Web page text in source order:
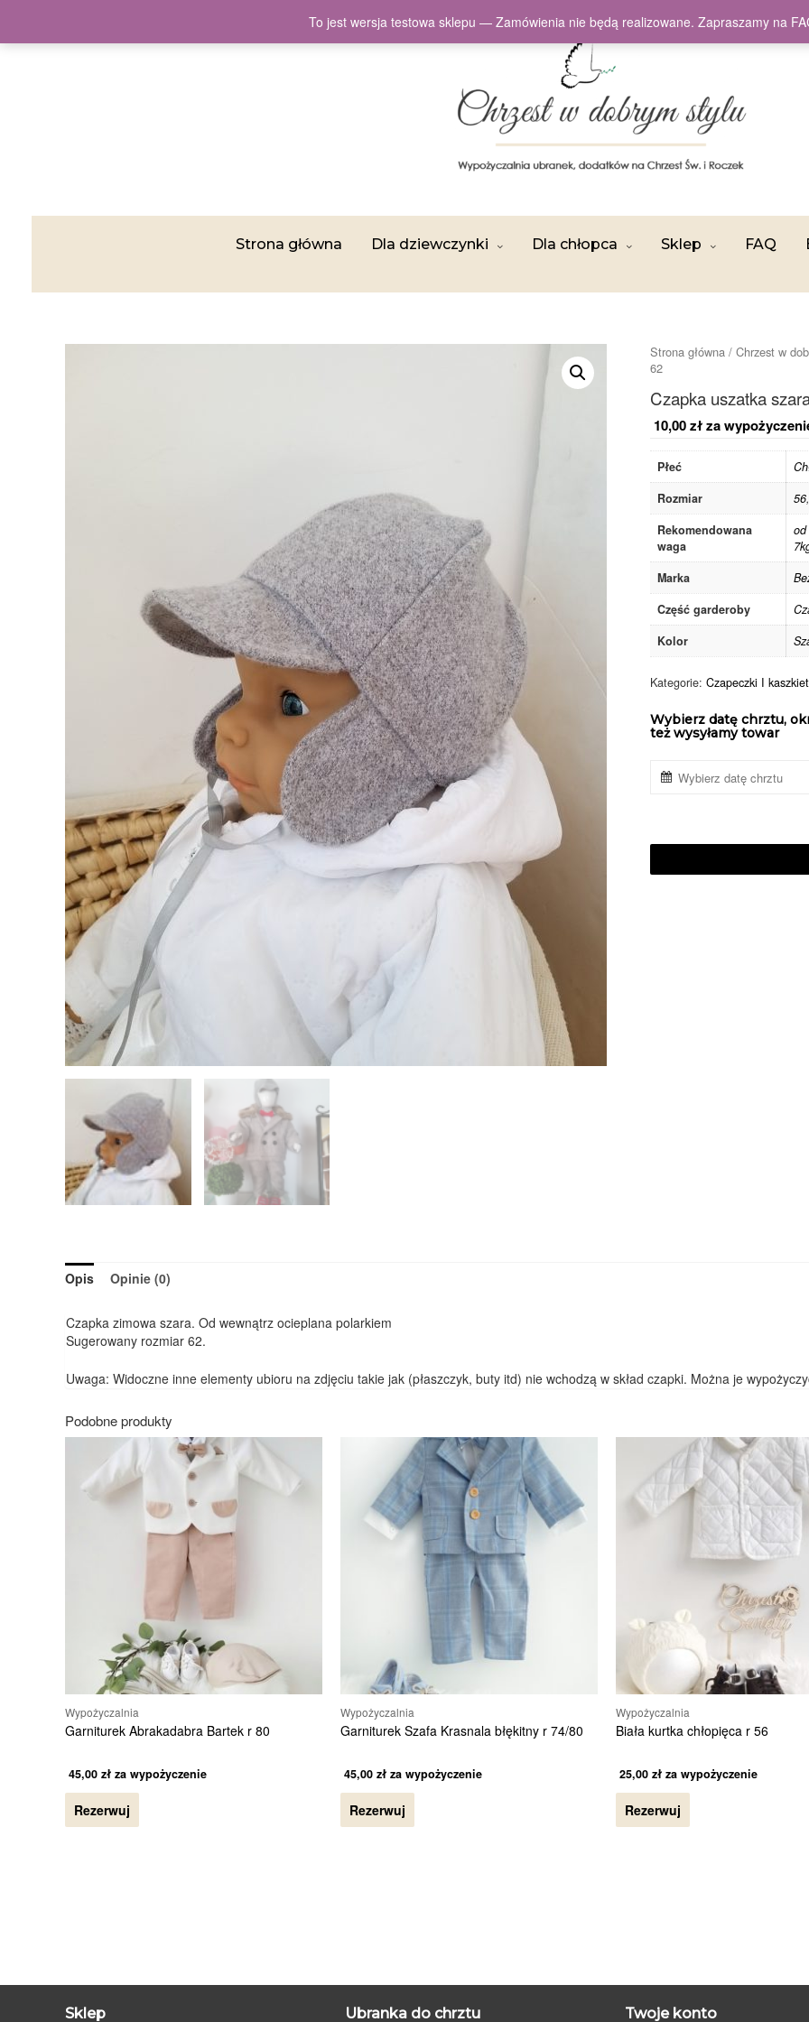
Strona główna Dla dziewczynki Dla chłopca Sklep FAQ
Strona główna / Chrzest w
62
Czapka uszatka
10,00złza
Wybierz datę chrztu,
też wysyłamy towar
Płeć
Rozmiar
56,
Rekomendowana
waga
Marka
Część garderoby
Kolor
Kategorie: Czapeczki I
Opis Opinie (0)
Czapka zimowa szara. Od wewnątrz ocieplana polarkiem
Sugerowany rozmiar 62.
Uwaga: Widoczne inne elementy ubioru na zdjęciu takie jak (płaszczyk, buty itd) nie wchodzą w skład czapki. Można je
Podobne produkty
Wypożyczalnia
Garniturek Abrakadabra Bartek r 80
45,00 zł za wypożyczenie
Rezerwuj
Wypożyczalnia
Garniturek Szafa Krasnala błękitny r 74/80
45,00 zł za wypożyczenie
Rezerwuj
Wypożyczalnia
Biała kurtka chłopięca r 56
25,00 zł za wypożyczenie
Rezerwuj
Sklep Ubranka do chrztu Twoje konto
To jest wersja testowa sklepu — Zamówienia nie będą realizowane. Zapraszamy na